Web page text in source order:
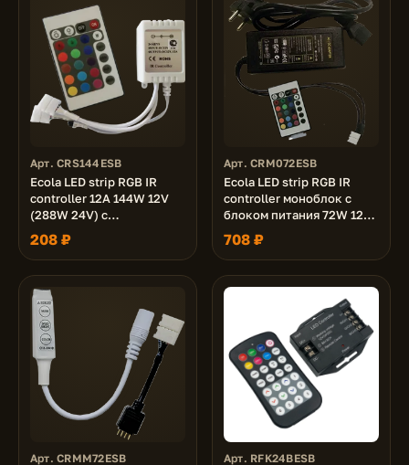
Арт. CRS144ESB
Ecola LED strip RGB IR
controller 12A 144W 12V
(288W 24V) с
инфракрасным пультом
управления
208 ₽
Арт. CRM072ESB
Ecola LED strip RGB IR
controller моноблок с
блоком питания 72W 12V
6A с инфракрасным
пультом управления
708 ₽
Арт. CRMM72ESB Арт. RFK24BESB